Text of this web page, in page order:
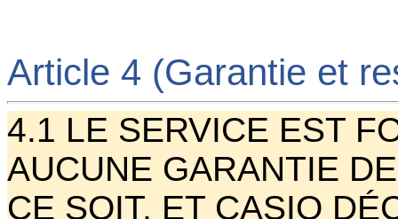
Article 4 (Garantie et
4.1 LE SERVICE EST
AUCUNE GARANTIE
CE SOIT, ET CASIO